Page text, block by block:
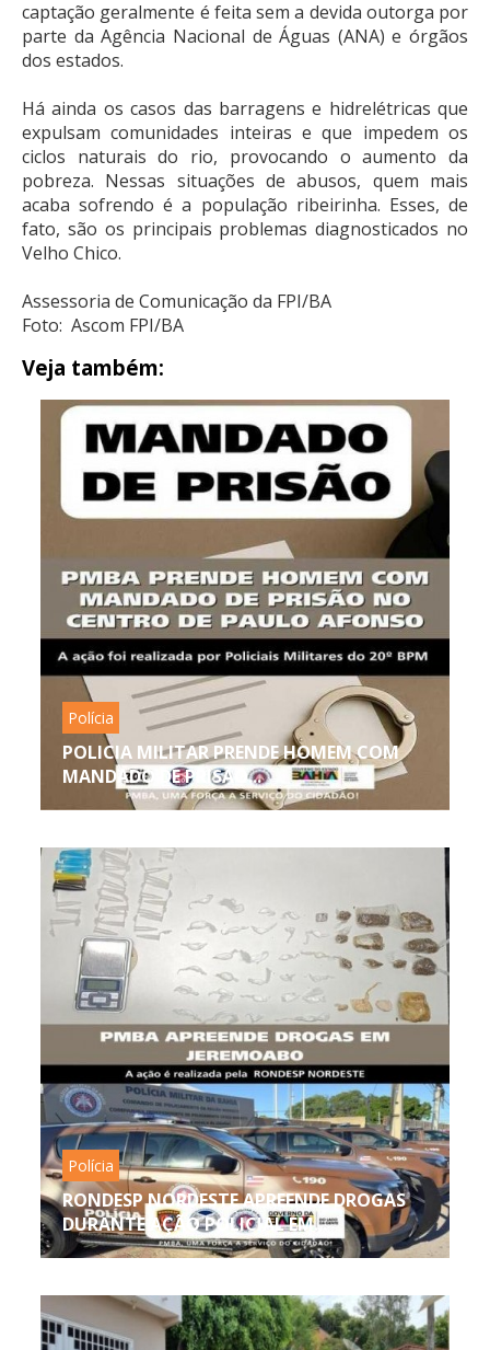
captação geralmente é feita sem a devida outorga por
parte da Agência Nacional de Águas (ANA) e órgãos
dos estados.
Há ainda os casos das barragens e hidrelétricas que
expulsam comunidades inteiras e que impedem os
ciclos naturais do rio, provocando o aumento da
pobreza. Nessas situações de abusos, quem mais
acaba sofrendo é a população ribeirinha. Esses, de
fato, são os principais problemas diagnosticados no
Velho Chico.
Assessoria de Comunicação da FPI/BA
Foto: Ascom FPI/BA
Veja também:
Polícia
POLICIA MILITAR PRENDE HOMEM COM
MANDADO DE PRISÃO...
Polícia
RONDESP NORDESTE APREENDE DROGAS
DURANTE AÇÃO POLICIAL EM...